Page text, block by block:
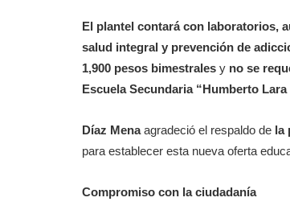
El plantel contará con laboratorios,
salud integral y prevención de
1,900 pesos bimestrales y no se
Escuela Secundaria “Humberto
Díaz Menaagradeció el respaldo de la
para establecer esta nueva oferta
Compromiso con la ciudadanía